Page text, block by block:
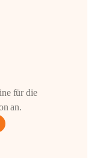
für die
an.